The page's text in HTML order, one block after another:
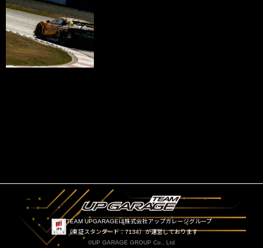
TEAM UPGARAGEは株式会社アップガレージグループ
（東証スタンダード：7134）が運営しております
©UP GARAGE GROUP Co., Ltd